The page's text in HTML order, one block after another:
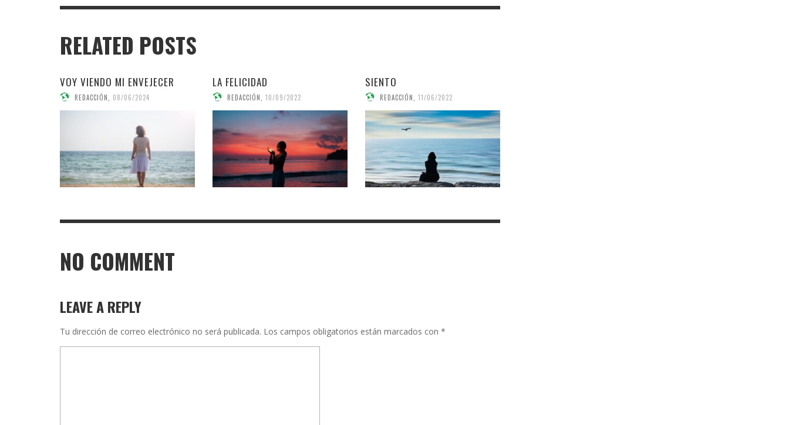
RELATED POSTS
VOY VIENDO MI ENVEJECER
REDACCIÓN 08/06/2024
LA FELICIDAD
REDACCIÓN 10/09/2022
SIENTO
REDACCIÓN 11/06/2022
NO COMMENT
LEAVE A REPLY
Tu dirección de correo electrónico no será publicada. Los campos obligatorios están marcados con *